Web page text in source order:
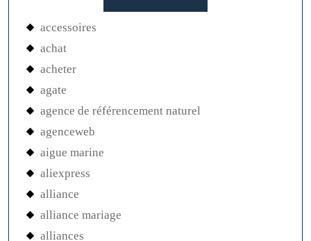
accessoires
achat
acheter
agate
agence de référencement naturel
agenceweb
aigue marine
aliexpress
alliance
alliance mariage
alliances